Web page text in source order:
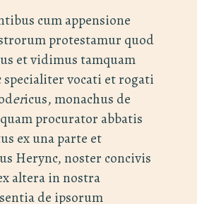
cum appensione
protestamur quod
et vidimus tamquam
specialiter vocati et rogati
ericus, monachus de
procurator abbatis
ex una parte et
Herync, noster concivis
altera in nostra
de ipsorum